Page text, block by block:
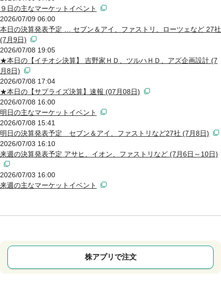
９日の主なマーケットイベント
2026/07/09 06:00
本日の決算発表予定 … セブン＆アイ、ファストリ、ローツェなど 27社
(7月9日)
2026/07/08 19:05
★本日の【イチオシ決算】 吉野家ＨＤ、ツルハＨＤ、アズ企画設計 (7
月8日)
2026/07/08 17:04
★本日の【サプライズ決算】速報 (07月08日)
2026/07/08 16:00
明日の主なマーケットイベント
2026/07/08 15:41
明日の決算発表予定 セブン＆アイ、ファストリなど27社 (7月8日)
2026/07/03 16:10
来週の決算発表予定 アサヒ、イオン、ファストリなど (7月6日～10日)
2026/07/03 16:00
来週の主なマーケットイベント
株アプリで注文